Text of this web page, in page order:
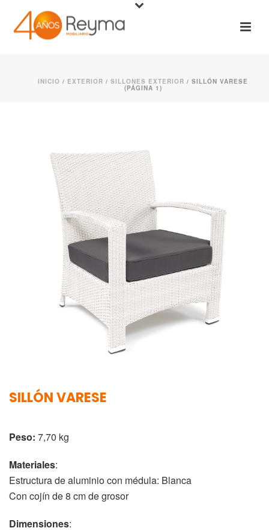
INICIO / EXTERIOR / SILLONES EXTERIOR / SILLÓN VARESE
(PÁGINA 1)
SILLÓN VARESE
Peso: 7,70 kg
Materiales:
Estructura de aluminio con médula: Blanca
Con cojín de 8 cm de grosor
Dimensiones: